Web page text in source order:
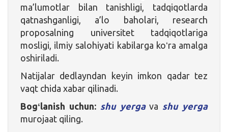
ma’lumotlar bilan tanishligi, tadqiqotlarda
qatnashganligi, a’lo baholari, research
proposalning universitet tadqiqotlariga
mosligi, ilmiy salohiyati kabilarga koʻra amalga
oshiriladi.
Natijalar dedlayndan keyin imkon qadar tez
vaqt chida xabar qilinadi.
Bogʻlanish uchun: shu yergava shu yerga
murojaat qiling.